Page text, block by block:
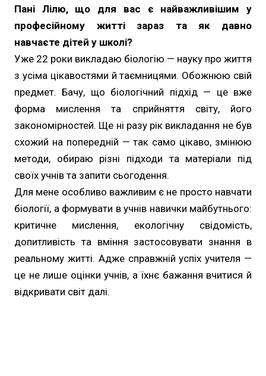
Пані Лілю, що для вас є найважливішим у
професійному житті зараз та як давно
навчаєте дітей у школі?
Уже 22 роки викладаю біологію — науку про життя
з усіма цікавостями й таємницями. Обожнюю свій
предмет. Бачу, що біологічний підхід — це вже
форма мислення та сприйняття світу, його
закономірностей. Ще ні разу рік викладання не був
схожий на попередній — так само цікаво, змінюю
методи, обираю різні підходи та матеріали під
своїх учнів та запити сьогодення.
Для мене особливо важливим є не просто навчати
біології, а формувати в учнів навички майбутнього:
критичне мислення, екологічну свідомість,
допитливість та вміння застосовувати знання в
реальному житті. Адже справжній успіх учителя —
це не лише оцінки учнів, а їхнє бажання вчитися й
відкривати світ далі.